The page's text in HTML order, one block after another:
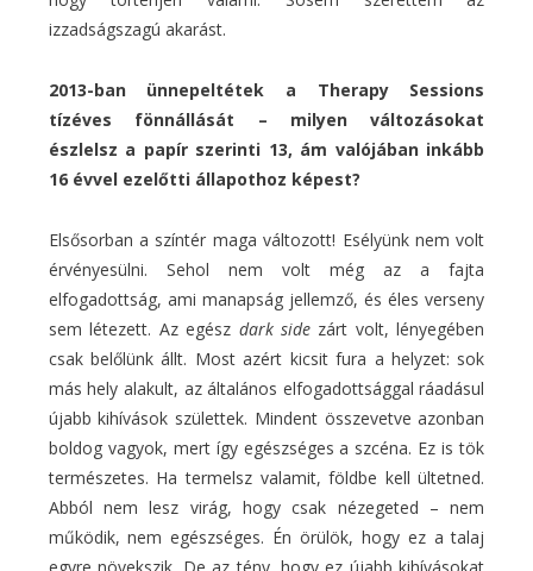
izzadságszagú akarást.
2013-ban ünnepeltétek a Therapy Sessions
tízéves fönnállását – milyen változásokat
észlelsz a papír szerinti 13, ám valójában inkább
16 évvel ezelőtti állapothoz képest?
Elsősorban a színtér maga változott! Esélyünk nem volt
érvényesülni. Sehol nem volt még az a fajta
elfogadottság, ami manapság jellemző, és éles verseny
sem létezett. Az egész dark side zárt volt, lényegében
csak belőlünk állt. Most azért kicsit fura a helyzet: sok
más hely alakult, az általános elfogadottsággal ráadásul
újabb kihívások születtek. Mindent összevetve azonban
boldog vagyok, mert így egészséges a szcéna. Ez is tök
természetes. Ha termelsz valamit, földbe kell ültetned.
Abból nem lesz virág, hogy csak nézegeted – nem
működik, nem egészséges. Én örülök, hogy ez a talaj